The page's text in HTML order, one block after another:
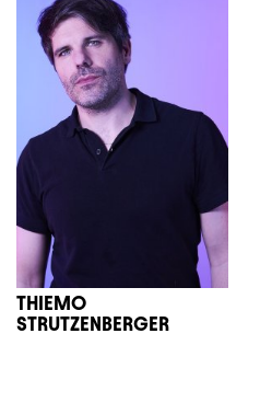
THIEMO
STRUTZENBERGER